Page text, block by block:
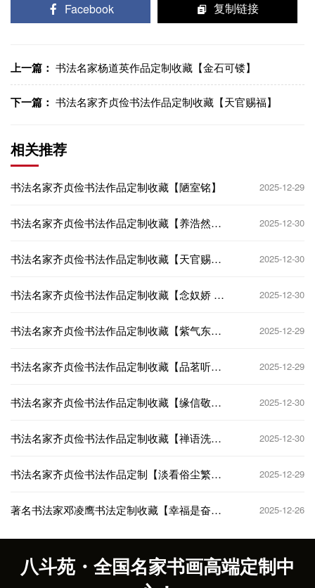
Facebook 复制链接
上一篇： 书法名家杨道英作品定制收藏【金石可镂】
下一篇： 书法名家齐贞俭书法作品定制收藏【天官赐福】
相关推荐
书法名家齐贞俭书法作品定制收藏【陋室铭】 2025-12-29
书法名家齐贞俭书法作品定制收藏【养浩然正
2025-12-30
书法名家齐贞俭书法作品定制收藏【天官赐
2025-12-30
书法名家齐贞俭书法作品定制收藏【念奴娇 赤
2025-12-30
书法名家齐贞俭书法作品定制收藏【紫气东
2025-12-29
书法名家齐贞俭书法作品定制收藏【品茗听
2025-12-29
书法名家齐贞俭书法作品定制收藏【缘信敬
2025-12-30
书法名家齐贞俭书法作品定制收藏【禅语洗
2025-12-30
书法名家齐贞俭书法作品定制【淡看俗尘繁琐
2025-12-29
著名书法家邓凌鹰书法定制收藏【幸福是奋斗
2025-12-26
八斗苑・全国名家书画高端定制中